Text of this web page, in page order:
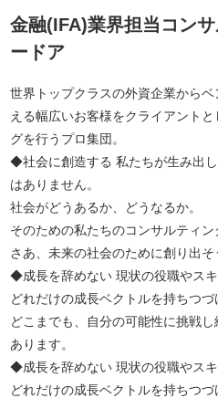
金融(IFA)業界担当コン
ードア
世界トップクラスの外資企業から
える幅広いお客様をクライアント
グを行うプロ集団。
◆社会に創造する 私たちが生み出
はありません。
社会がどうあるか、どうなるか。
そのための私たちのコンサルティン
さあ、未来の社会のために創り出そ
◆成長を辞めない 現状の役職やスキ
どれだけの成長ベクトルを持ちつづ
どこまでも、自分の可能性に挑戦
あります。
◆成長を辞めない 現状の役職やスキ
どれだけの成長ベクトルを持ちつづ